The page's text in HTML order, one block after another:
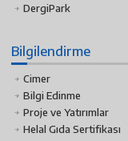
DergiPark
Bilgilendirme
Cimer
Bilgi Edinme
Proje ve Yatırımlar
Helal Gıda Sertifikası